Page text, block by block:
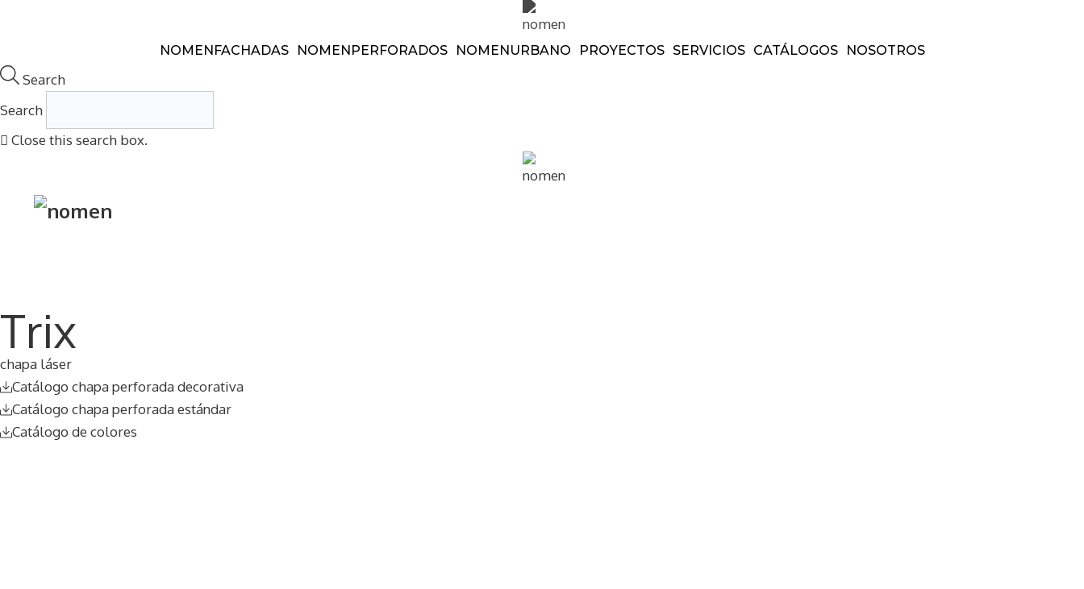
NOMENFACHADAS NOMENPERFORADOS NOMENURBANO PROYECTOS SERVICIOS CATÁLOGOS NOSOTROS
Search
Search
Close this search box.
Trix
chapa láser
Catálogo chapa perforada decorativa
Catálogo chapa perforada estándar
Catálogo de colores